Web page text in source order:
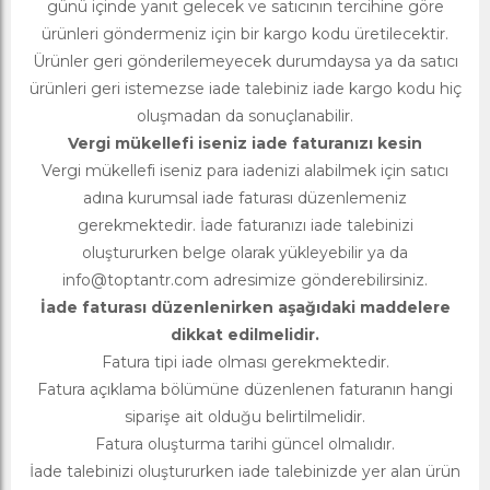
günü içinde yanıt gelecek ve satıcının tercihine göre
ürünleri göndermeniz için bir kargo kodu üretilecektir.
Ürünler geri gönderilemeyecek durumdaysa ya da satıcı
ürünleri geri istemezse iade talebiniz iade kargo kodu hiç
oluşmadan da sonuçlanabilir.
Vergi mükellefi iseniz iade faturanızı kesin
Vergi mükellefi iseniz para iadenizi alabilmek için satıcı
adına kurumsal iade faturası düzenlemeniz
gerekmektedir. İade faturanızı iade talebinizi
oluştururken belge olarak yükleyebilir ya da
info@toptantr.com adresimize gönderebilirsiniz.
İade faturası düzenlenirken aşağıdaki maddelere
dikkat edilmelidir.
Fatura tipi iade olması gerekmektedir.
Fatura açıklama bölümüne düzenlenen faturanın hangi
siparişe ait olduğu belirtilmelidir.
Fatura oluşturma tarihi güncel olmalıdır.
İade talebinizi oluştururken iade talebinizde yer alan ürün